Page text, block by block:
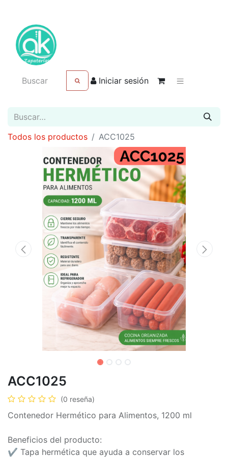
Iniciar sesión
Todos los productos ACC1025
ACC1025
(0 reseña)
Contenedor Hermético para Alimentos, 1200 ml
Beneficios del producto:
✔️ Tapa hermética que ayuda a conservar los